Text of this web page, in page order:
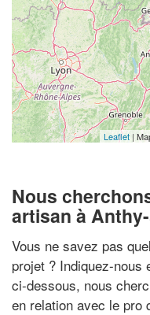
Leaflet |
Nous
artisan à
Vous ne savez pas
projet ? Indiquez-nous
ci-dessous, nous
en relation avec le pro